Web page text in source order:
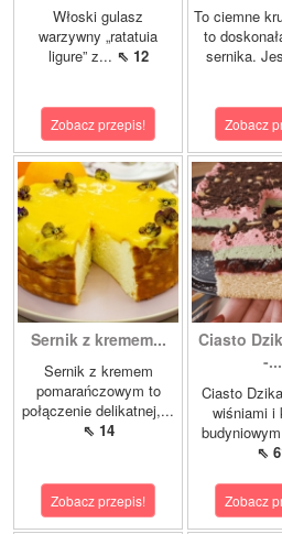
Włoski gulasz
warzywny „ratatuia
ligure” z... ⇖ 12
Zobacz przepis!
To ciemne
to
sernika.
Zobacz
Sernik z kremem...
Sernik z kremem
pomarańczowym to
połączenie delikatnej,...
⇖ 14
Zobacz przepis!
Ciasto
-...
Ciasto
wiśniami i
⇖
Zobacz